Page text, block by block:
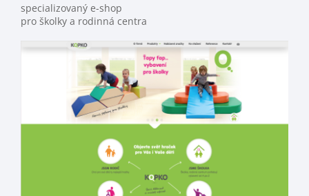
specializovaný e-shop
pro školky a rodinná centra